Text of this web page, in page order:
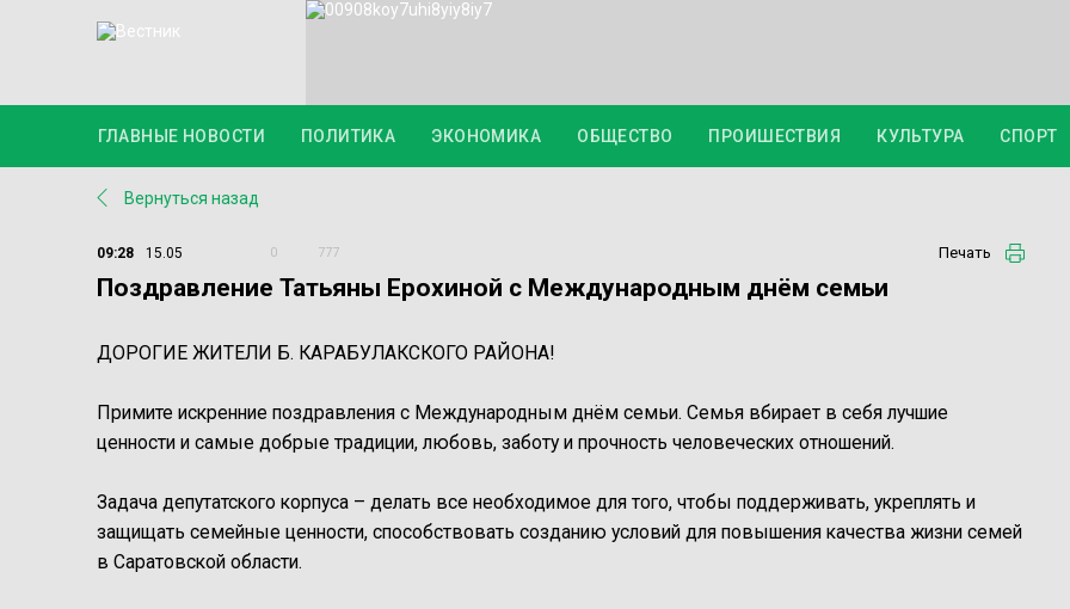
ГЛАВНЫЕ НОВОСТИ ПОЛИТИКА ЭКОНОМИКА ОБЩЕСТВО ПРОИШЕСТВИЯ КУЛЬТУРА СПОРТ
Вернуться назад
09:28 15.05 0 777 Печать
Поздравление Татьяны Ерохиной с Международным днём семьи
ДОРОГИЕ ЖИТЕЛИ Б. КАРАБУЛАКСКОГО РАЙОНА!
Примите искренние поздравления с Международным днём семьи. Семья вбирает в себя лучшие
ценности и самые добрые традиции, любовь, заботу и прочность человеческих отношений.
Задача депутатского корпуса – делать все необходимое для того, чтобы поддерживать, укреплять и
защищать семейные ценности, способствовать созданию условий для повышения качества жизни семей
в Саратовской области.